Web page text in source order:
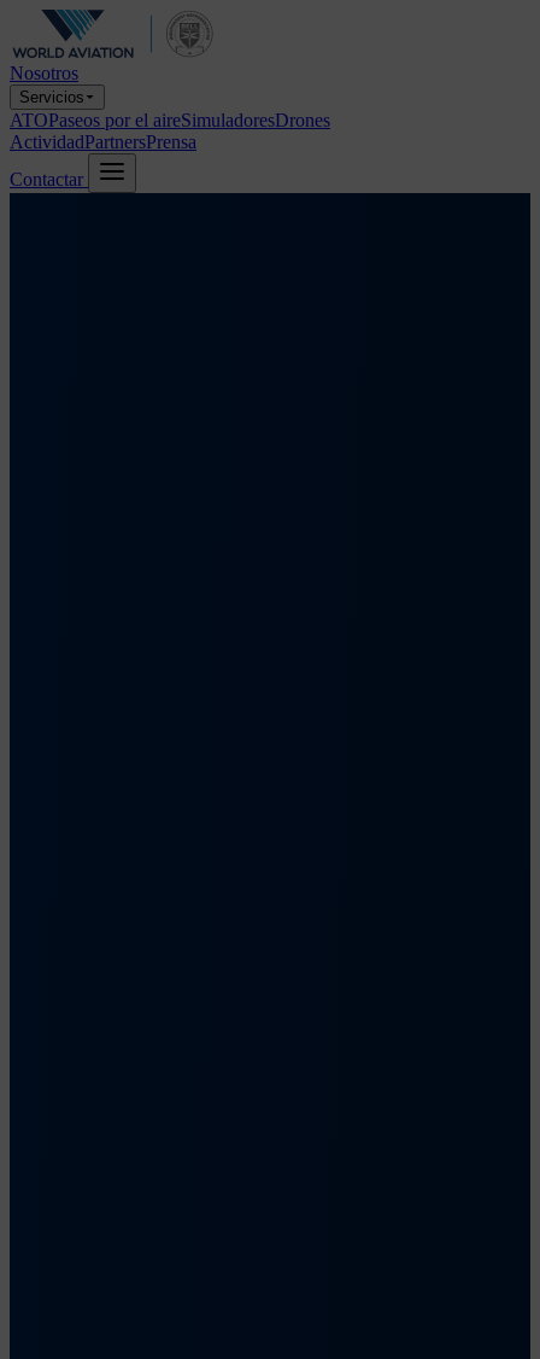
Nosotros
Servicios
ATOPaseos por el aireSimuladoresDrones
ActividadPartnersPrensa
Contactar